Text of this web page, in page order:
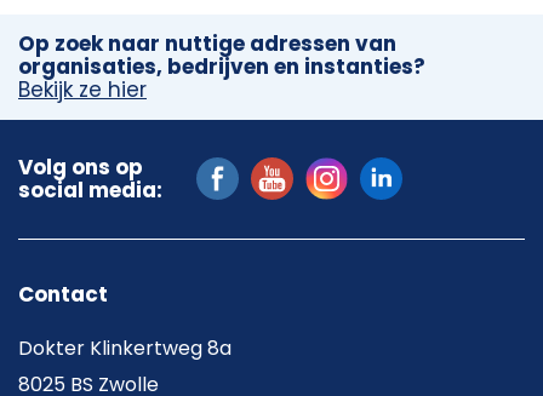
Op zoek naar nuttige adressen van
organisaties, bedrijven en instanties?
Bekijk ze hier
Volg ons op
social media:
Contact
Dokter Klinkertweg 8a
8025 BS Zwolle